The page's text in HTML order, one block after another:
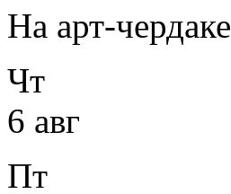
На арт-чердаке
Чт
6 авг
Пт